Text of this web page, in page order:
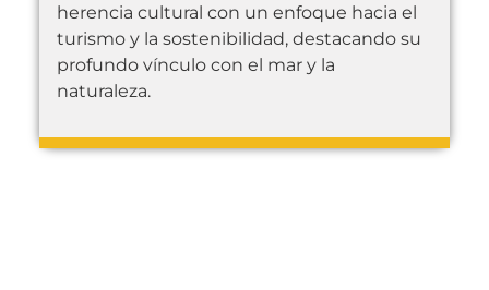
herencia cultural con un enfoque hacia el
turismo y la sostenibilidad, destacando su
profundo vínculo con el mar y la
naturaleza.